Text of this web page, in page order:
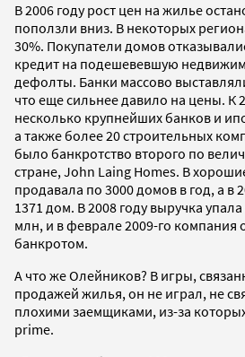
В 2006 году рост цен на жилье
поползли вниз. В некоторых
30%. Покупатели домов
кредит на подешевевшую
дефолты. Банки массово
что еще сильнее давило на цены. К
несколько крупнейших банков и
а также более 20 строительных
было банкротство второго по
стране, John Laing Homes. В
продавала по 3000 домов в год, а в
1371 дом. В 2008 году выручка
млн, и в феврале 2009-го компания
банкротом.
А что же Олейников? В игры,
продажей жилья, он не играл, не
плохими заемщиками, из-за
prime.